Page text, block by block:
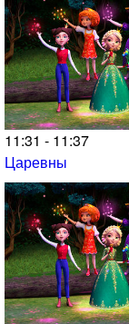
11:31 - 11:37
Царевны